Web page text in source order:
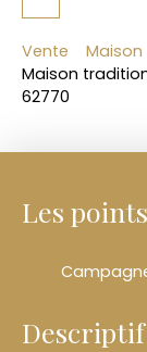
Vente Maison
Maison
62770
Les